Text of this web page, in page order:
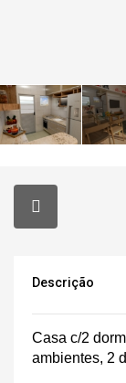
Descrição
Casa c/2
ambientes, 2